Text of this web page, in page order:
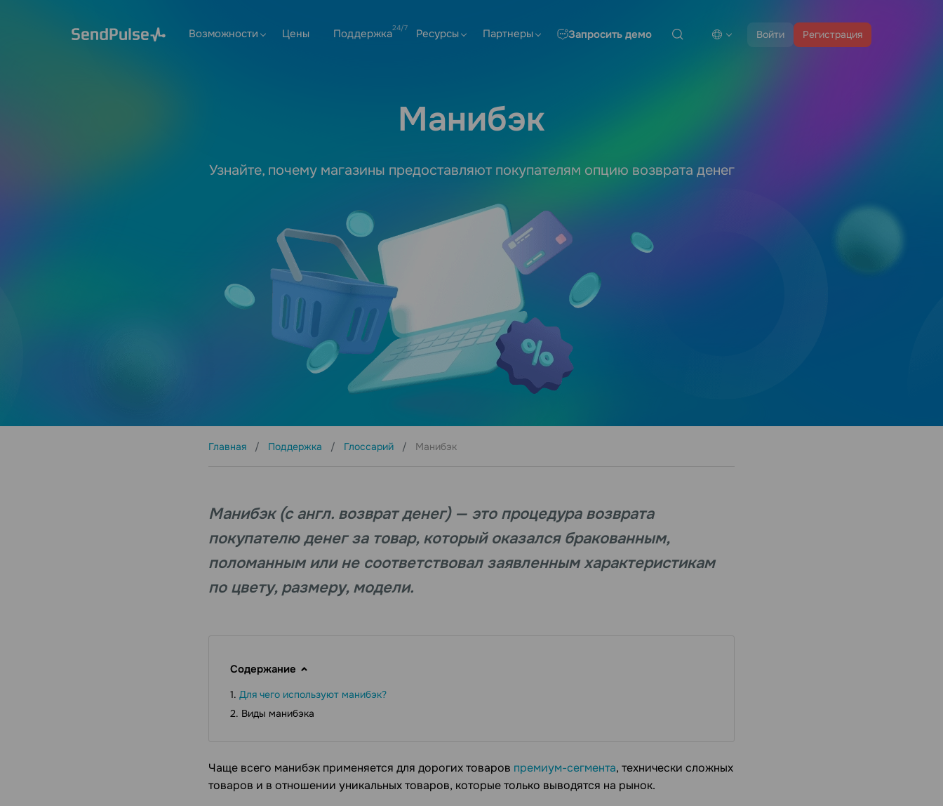
Войти Регистрация
Возможности Цены Поддержка Ресурсы Партнеры Запросить демо
Манибэк
Узнайте, почему магазины предоставляют покупателям опцию возврата денег
Главная Поддержка Глоссарий Манибэк
Манибэк (с англ. возврат денег) — это процедура возврата
покупателю денег за товар, который оказался бракованным,
поломанным или не соответствовал заявленным характеристикам
по цвету, размеру, модели.
Содержание
Для чего используют манибэк?
Виды манибэка
Чаще всего манибэк применяется для дорогих товаров премиум-сегмента, технически сложных
товаров и в отношении уникальных товаров, которые только выводятся на рынок.